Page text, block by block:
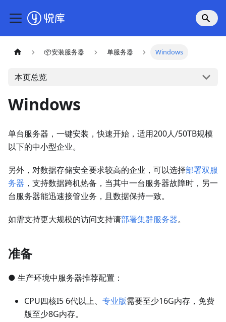
📦安装服务器 单服务器 Windows
本页总览
Windows
单台服务器，一键安装，快速开始，适用200人/50TB规模
以下的中小型企业。
另外，对数据存储安全要求较高的企业，可以选择部署双服
务器 ，支持数据跨机热备，当其中一台服务器故障时，另一
台服务器能迅速接管业务，且数据保持一致。
如需支持更大规模的访问支持请部署集群服务器。
准备
● 生产环境中服务器推荐配置：
CPU四核I5 6代以上、 专业版需要至少16G内存，免费
版至少8G内存。